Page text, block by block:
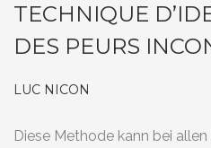
TECHNIQUE
DES PEURS
LUC NICON
Diese Methode kann bei